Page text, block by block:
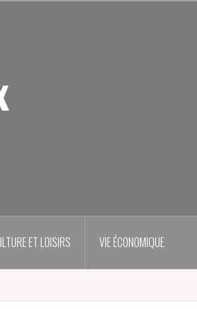
ET LOISIRS VIE ÉCONOMIQUE